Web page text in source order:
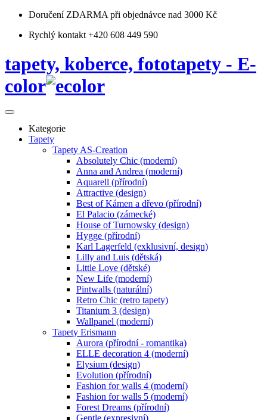
Doručení ZDARMA při objednávce nad 3000 Kč
Rychlý kontakt +420 608 449 590
tapety, koberce, fototapety - E-
color
Kategorie
Tapety
Tapety AS-Creation
Absolutely Chic (moderní)
Anna and Andrea (moderní)
Aquarell (přírodní)
Attractive (design)
Best of Kámen a dřevo (přírodní)
El Palacio (zámecké)
House of Turnowsky (design)
Hygge (přírodní)
Karl Lagerfeld (exklusivní, design)
Lilly and Luis (dětská)
Little Love (dětské)
New Life (moderní)
Pintwalls (naturální)
Retro Chic (retro tapety)
Titanium 3 (design)
Wallpanel (moderní)
Tapety Erismann
Aurora (přírodní - romantika)
ELLE decoration 4 (moderní)
Elysium (design)
Evolution (přírodní)
Fashion for walls 4 (moderní)
Fashion for walls 5 (moderní)
Forest Dreams (přírodní)
Gentle (expresivní)